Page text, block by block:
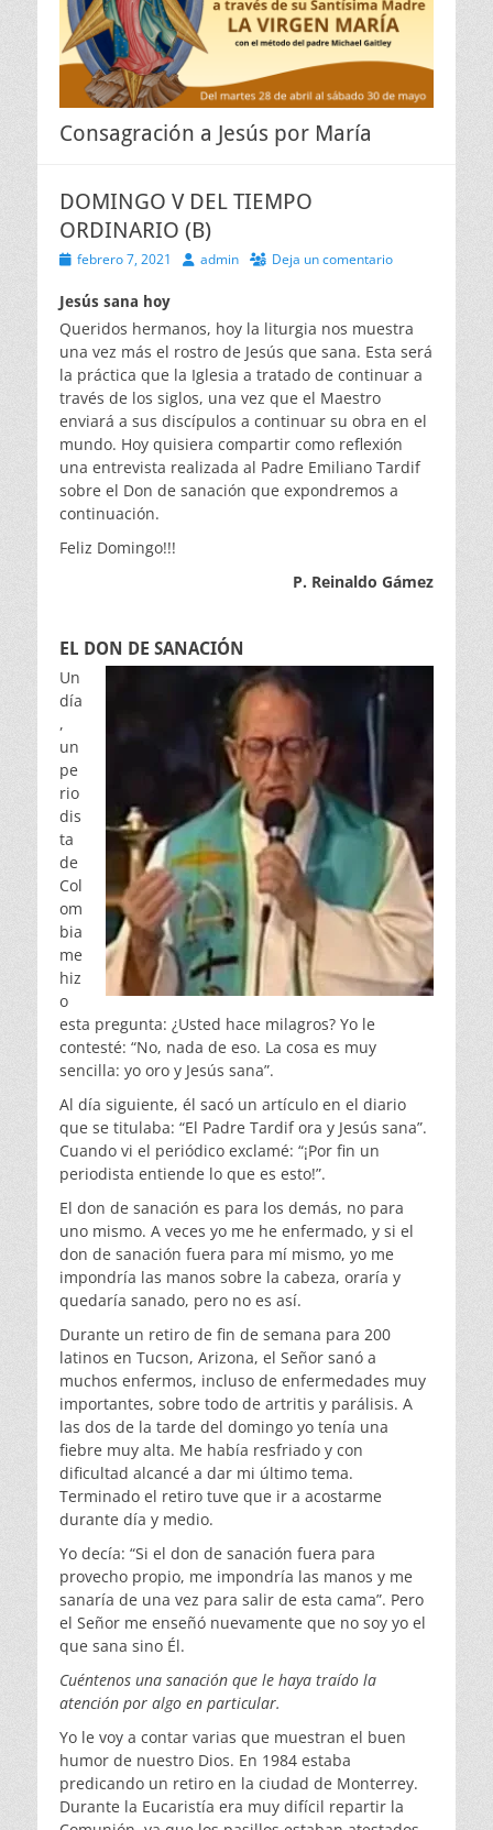
Consagración a Jesús por María
DOMINGO V DEL TIEMPO
ORDINARIO (B)
Publicado
febrero 7, 2021 Autoradmin Deja un comentario
Jesús sana hoy
Queridos hermanos, hoy la liturgia nos muestra
una vez más el rostro de Jesús que sana. Esta será
la práctica que la Iglesia a tratado de continuar a
través de los siglos, una vez que el Maestro
enviará a sus discípulos a continuar su obra en el
mundo. Hoy quisiera compartir como reflexión
una entrevista realizada al Padre Emiliano Tardif
sobre el Don de sanación que expondremos a
continuación.
Feliz Domingo!!!
P. Reinaldo Gámez
EL DON DE SANACIÓN
Un
día
,
un
pe
rio
dis
ta
de
Col
om
bia
me
hiz
o
esta pregunta: ¿Usted hace milagros? Yo le
contesté: “No, nada de eso. La cosa es muy
sencilla: yo oro y Jesús sana”.
Al día siguiente, él sacó un artículo en el diario
que se titulaba: “El Padre Tardif ora y Jesús sana”.
Cuando vi el periódico exclamé: “¡Por fin un
periodista entiende lo que es esto!”.
El don de sanación es para los demás, no para
uno mismo. A veces yo me he enfermado, y si el
don de sanación fuera para mí mismo, yo me
impondría las manos sobre la cabeza, oraría y
quedaría sanado, pero no es así.
Durante un retiro de fin de semana para 200
latinos en Tucson, Arizona, el Señor sanó a
muchos enfermos, incluso de enfermedades muy
importantes, sobre todo de artritis y parálisis. A
las dos de la tarde del domingo yo tenía una
fiebre muy alta. Me había resfriado y con
dificultad alcancé a dar mi último tema.
Terminado el retiro tuve que ir a acostarme
durante día y medio.
Yo decía: “Si el don de sanación fuera para
provecho propio, me impondría las manos y me
sanaría de una vez para salir de esta cama”. Pero
el Señor me enseñó nuevamente que no soy yo el
que sana sino Él.
Cuéntenos una sanación que le haya traído la
atención por algo en particular.
Yo le voy a contar varias que muestran el buen
humor de nuestro Dios. En 1984 estaba
predicando un retiro en la ciudad de Monterrey.
Durante la Eucaristía era muy difícil repartir la